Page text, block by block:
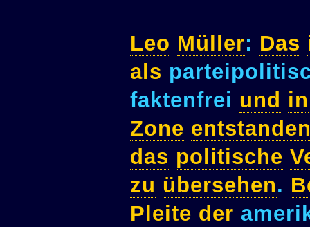
Leo Müller: Das
als
faktenfrei und in
Zone
das politische
zu übersehen.
Pleite der